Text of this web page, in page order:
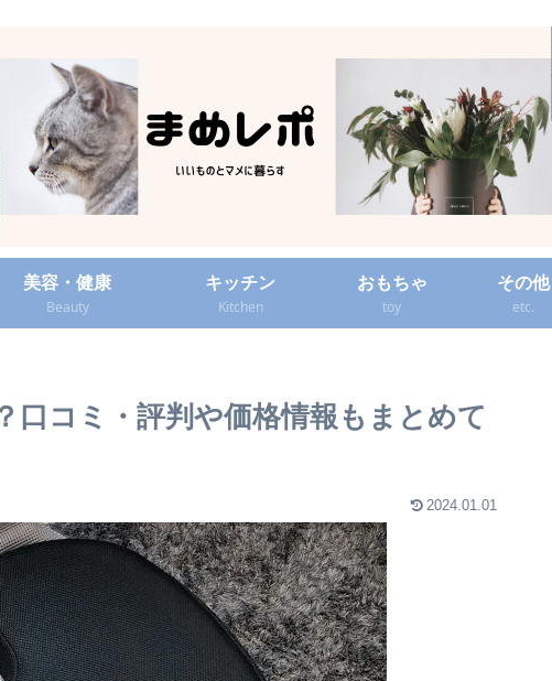
美容・健康
Beauty
キッチン
Kitchen
おもちゃ
toy
その他
etc.
口コミ・評判や価格情報もまとめて
2024.01.01